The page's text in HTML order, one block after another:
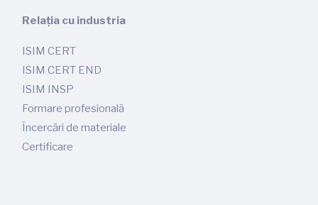
Relația cu industria
ISIM CERT
ISIM CERT END
ISIM INSP
Formare profesională
Încercări de materiale
Certificare